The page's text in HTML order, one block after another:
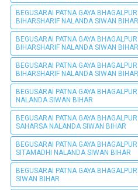
BEGUSARAI PATNA GAYA
BIHARSHARIF NALANDA SIWAN BIHAR
BEGUSARAI PATNA GAYA
BIHARSHARIF NALANDA SIWAN BIHAR
BEGUSARAI PATNA GAYA
BIHARSHARIF NALANDA SIWAN BIHAR
BEGUSARAI PATNA GAYA
NALANDA SIWAN BIHAR
BEGUSARAI PATNA GAYA
SAHARSA NALANDA SIWAN BIHAR
BEGUSARAI PATNA GAYA
SITAMADHI NALANDA SIWAN BIHAR
BEGUSARAI PATNA GAYA
SIWAN BIHAR